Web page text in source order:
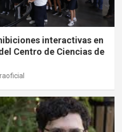
interactivas en
Centro de Ciencias de